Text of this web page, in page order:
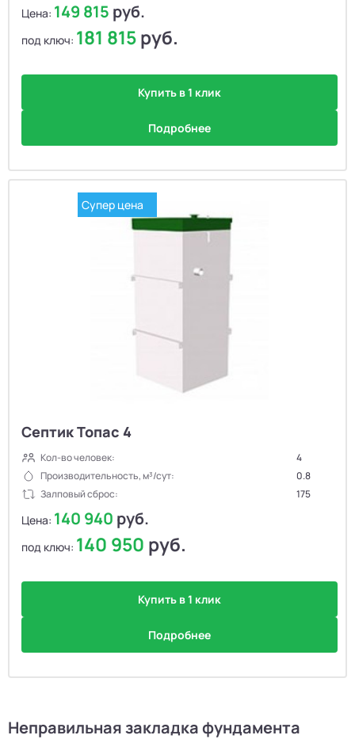
Цена: 149 815 руб.
под ключ: 181 815руб.
Купить в 1 клик
Подробнее
Супер цена
Септик Топас 4
Кол-во человек:
4
Производительность, м³/сут:
0.8
Залповый сброс:
175
Цена: 140 940 руб.
под ключ: 140 950 руб.
Купить в 1 клик
Подробнее
Неправильная закладка фундамента